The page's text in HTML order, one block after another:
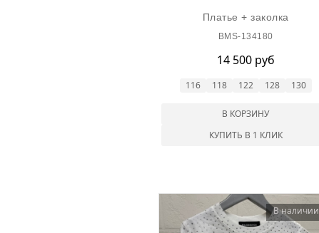
Платье + заколка
BMS-134180
14 500 руб
116 118 122 128 130
В КОРЗИНУ
КУПИТЬ В 1 КЛИК
В наличии